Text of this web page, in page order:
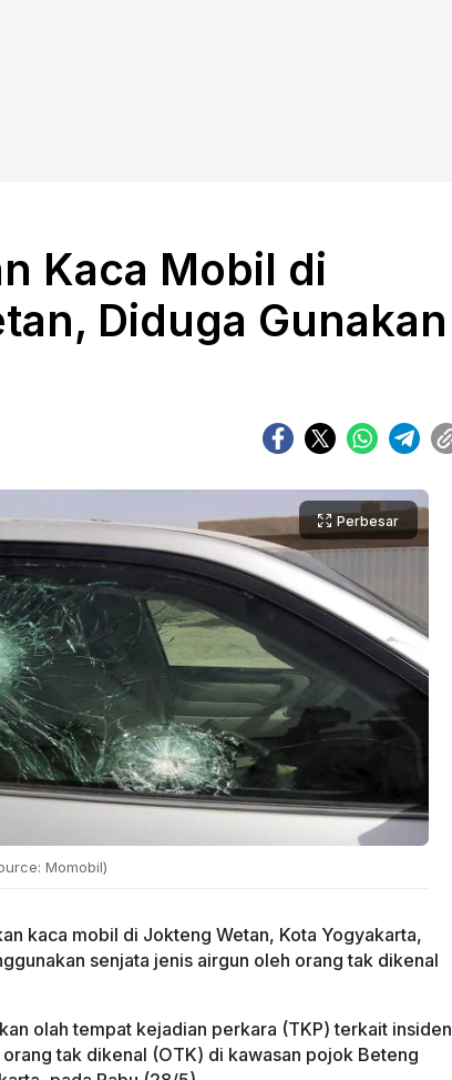
Kaca Mobil di
Diduga Gunakan
Perbesar
Momobil)
kaca mobil di Jokteng Wetan, Kota Yogyakarta,
senjata jenis airgun oleh orang tak dikenal
olah tempat kejadian perkara (TKP) terkait insiden
tak dikenal (OTK) di kawasan pojok Beteng